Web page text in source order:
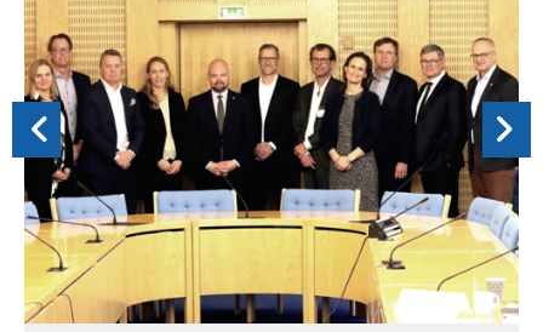
Föregående Nästa